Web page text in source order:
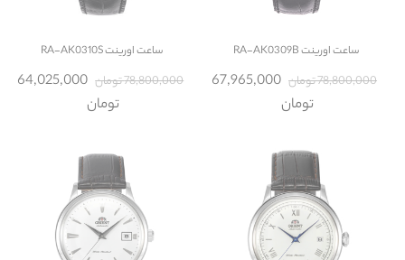
ساعتاورینت RA-AK0309B
78,800,000 تومان
67,965,000
تومان
ساعتاورینت RA-AK0310S
78,800,000 تومان
64,025,000
تومان